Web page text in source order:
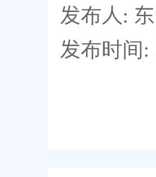
发布人:
发布时间